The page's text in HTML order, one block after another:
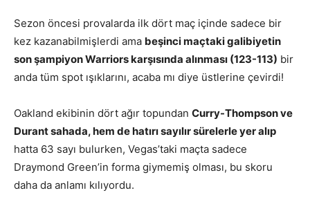
Sezon öncesi provalarda ilk dört maç içinde sadece bir
kez kazanabilmişlerdi ama beşinci maçtaki galibiyetin
son şampiyon Warriors karşısında alınması (123-113) bir
anda tüm spot ışıklarını, acaba mı diye üstlerine çevirdi!
Oakland ekibinin dört ağır topundan Curry-Thompson ve
Durant sahada, hem de hatırı sayılır sürelerle yer alıp
hatta 63 sayı bulurken, Vegas’taki maçta sadece
Draymond Green’in forma giymemiş olması, bu skoru
daha da anlamı kılıyordu.